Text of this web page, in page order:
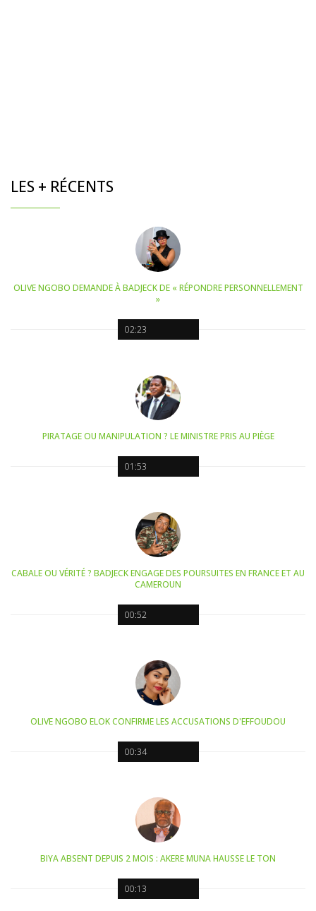
LES + RÉCENTS
02:23
OLIVE NGOBO DEMANDE À BADJECK DE « RÉPONDRE PERSONNELLEMENT
»
01:53
PIRATAGE OU MANIPULATION ? LE MINISTRE PRIS AU PIÈGE
00:52
CABALE OU VÉRITÉ ? BADJECK ENGAGE DES POURSUITES EN FRANCE ET AU
CAMEROUN
00:34
OLIVE NGOBO ELOK CONFIRME LES ACCUSATIONS D'EFFOUDOU
00:13
BIYA ABSENT DEPUIS 2 MOIS : AKERE MUNA HAUSSE LE TON